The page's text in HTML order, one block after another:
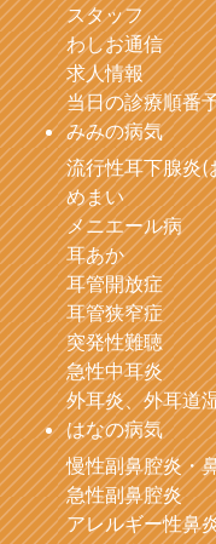
スタッフ
わしお通信
求人情報
当日の診療順番
みみの病気
流行性耳下腺炎(
めまい
メニエール病
耳あか
耳管開放症
耳管狭窄症
突発性難聴
急性中耳炎
外耳炎、外耳道
はなの病気
慢性副鼻腔炎・
急性副鼻腔炎
アレルギー性鼻